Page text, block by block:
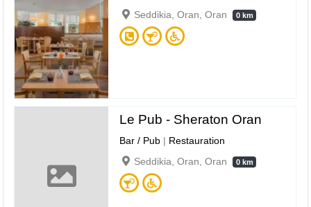
Seddikia, Oran, Oran
0 km
Le Pub - Sheraton Oran
Bar / Pub | Restauration
Seddikia, Oran, Oran
0 km